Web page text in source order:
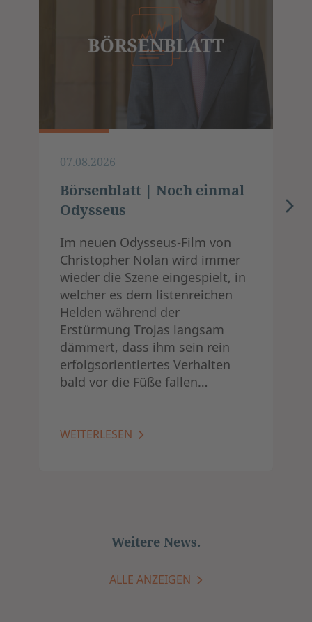
07.08.2026
Börsenblatt | Noch einmal
Odysseus
Im neuen Odysseus-Film von
Christopher Nolan wird immer
wieder die Szene eingespielt, in
welcher es dem listenreichen
Helden während der
Erstürmung Trojas langsam
dämmert, dass ihm sein rein
erfolgsorientiertes Verhalten
bald vor die Füße fallen…
WEITERLESEN
Weitere News.
ALLE ANZEIGEN